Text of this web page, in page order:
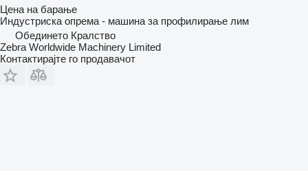
Цена на барање
Индустриска опрема - машина за профилирање лим
Обединето Кралство
Zebra Worldwide Machinery Limited
Контактирајте го продавачот